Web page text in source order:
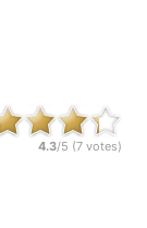
4.3/5 (7 votes)